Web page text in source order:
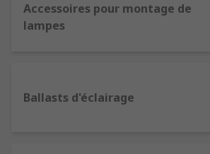
des détecteurs de présence ou de
ainsi que des détecteurs
Accessoires pour montage de
lampes
Ballasts d'éclairage